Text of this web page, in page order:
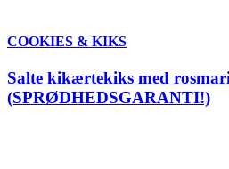
COOKIES & KIKS
Salte kikærtekiks med
(SPRØDHEDSGARANTI!)